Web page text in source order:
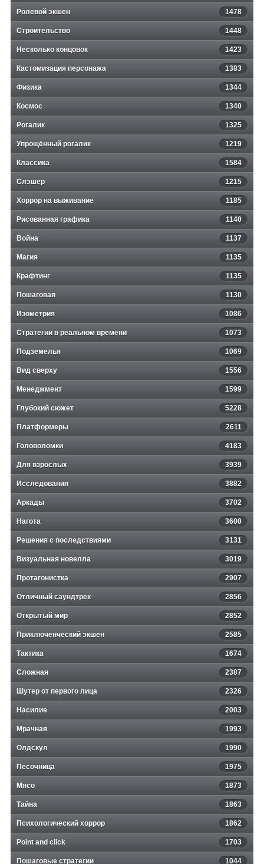
Ролевой экшен 1478
Строительство 1448
Несколько концовок 1423
Кастомизация персонажа 1383
Физика 1344
Космос 1340
Рогалик 1325
Упрощённый рогалик 1219
Классика 1584
Слэшер 1215
Хоррор на выживание 1185
Рисованная графика 1140
Война 1137
Магия 1135
Крафтинг 1135
Пошаговая 1130
Изометрия 1086
Стратегии в реальном времени 1073
Подземелья 1069
Вид сверху 1556
Менеджмент 1599
Глубокий сюжет 5228
Платформеры 2611
Головоломки 4183
Для взрослых 3939
Исследования 3882
Аркады 3702
Нагота 3600
Решения с последствиями 3131
Визуальная новелла 3019
Протагонистка 2907
Отличный саундтрек 2856
Открытый мир 2852
Приключенческий экшен 2585
Тактика 1674
Сложная 2387
Шутер от первого лица 2326
Насилие 2003
Мрачная 1993
Олдскул 1990
Песочница 1975
Мясо 1873
Тайна 1863
Психологический хоррор 1862
Point and click 1703
Пошаговые стратегии 1044